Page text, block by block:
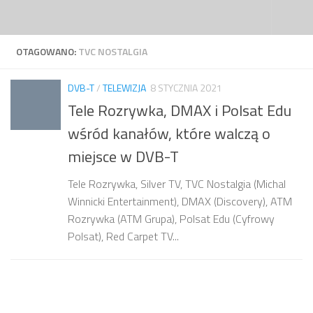
OTAGOWANO:TVC NOSTALGIA
DVB-T/TELEWIZJA 8 STYCZNIA 2021
Tele Rozrywka, DMAX i Polsat Edu
wśród kanałów, które walczą o
miejsce w DVB-T
Tele Rozrywka, Silver TV, TVC Nostalgia (Michal
Winnicki Entertainment), DMAX (Discovery), ATM
Rozrywka (ATM Grupa), Polsat Edu (Cyfrowy
Polsat), Red Carpet TV...